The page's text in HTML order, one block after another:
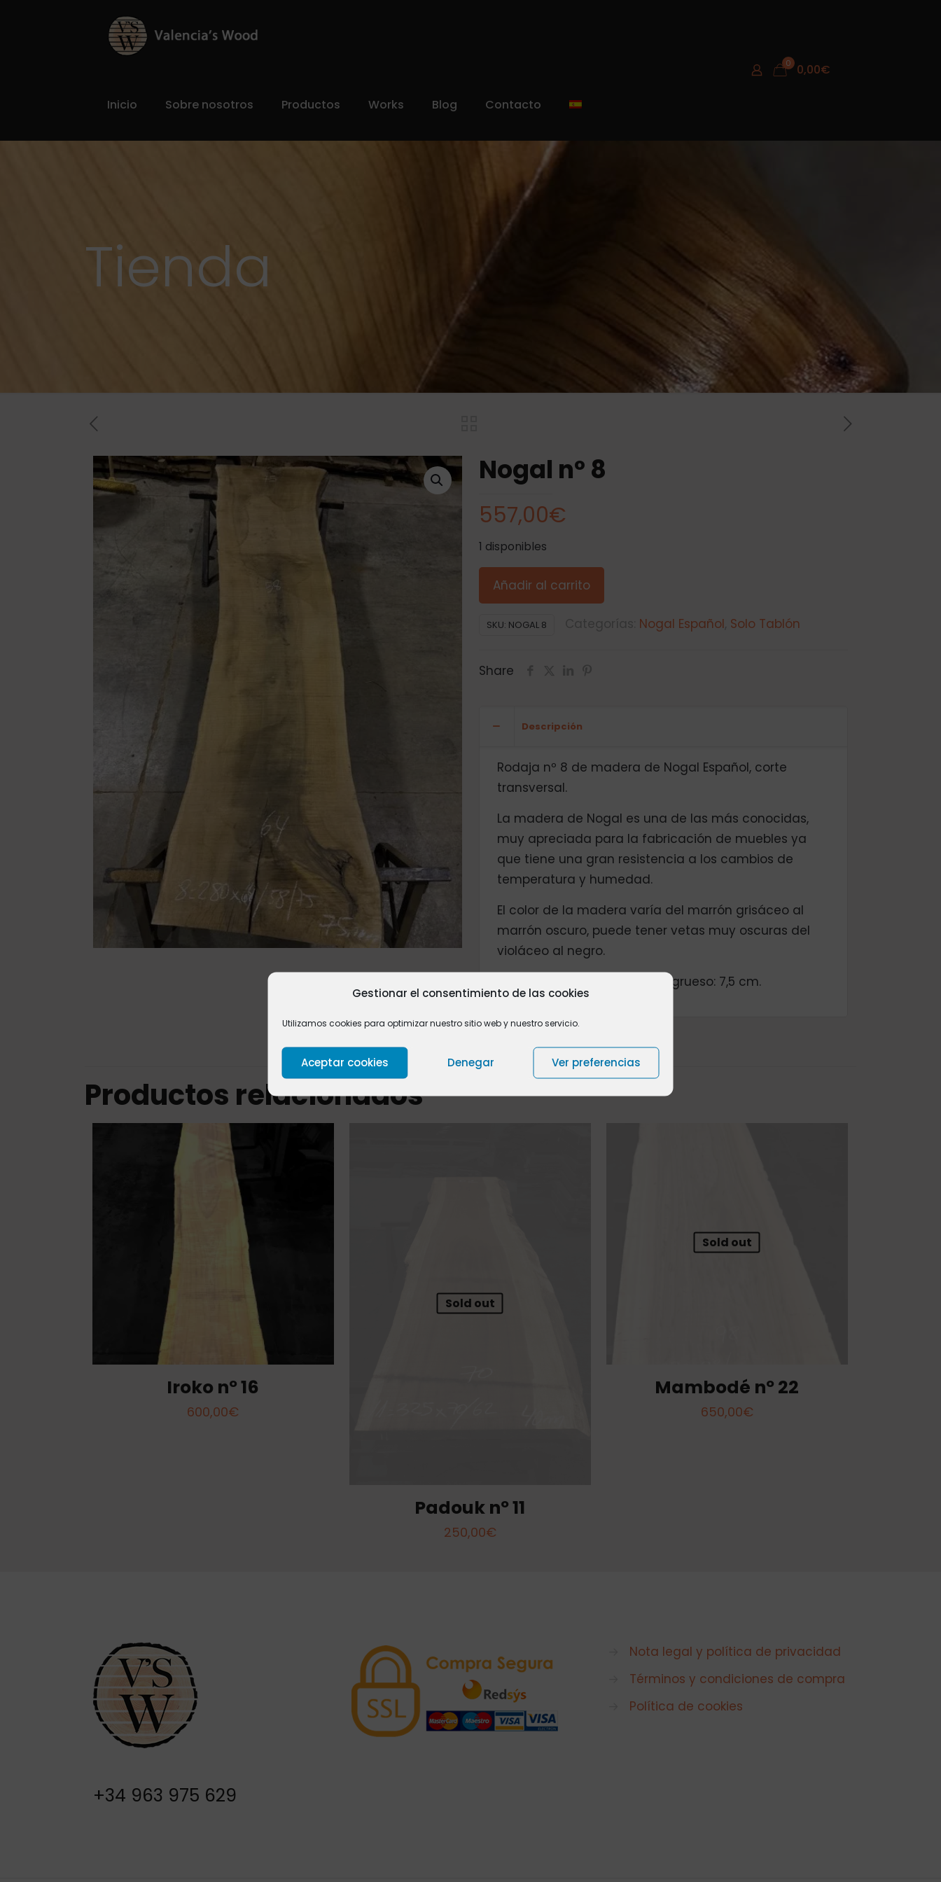
Gestionar el consentimiento de las cookies
Utilizamos cookies para optimizar nuestro sitio web y nuestro servicio.
Aceptar cookies Denegar Ver preferencias
Inicio Sobre nosotros Productos Works Blog Contacto
0 0,00€
Tienda
Nogal nº 8
557,00€
1 disponibles
Añadir al carrito
SKU: NOGAL 8 Nogal Español Solo Tablón
Share
Descripción
Rodaja nº 8 de madera de Nogal Español, corte
transversal.
La madera de Nogal es una de las más conocidas,
muy apreciada para la fabricación de muebles ya
que tiene una gran resistencia a los cambios de
temperatura y humedad.
El color de la madera varía del marrón grisáceo al
marrón oscuro, puede tener vetas muy oscuras del
violáceo al negro.
Medidas: 280 x 64/58/75cm, grueso: 7,5 cm.
Productos relacionados
Iroko nº 16
600,00€
Sold out
Padouk nº 11
250,00€
Sold out
Mambodé nº 22
650,00€
+34 963 975 629
Nota legal y política de privacidad
Términos y condiciones de compra
Política de cookies